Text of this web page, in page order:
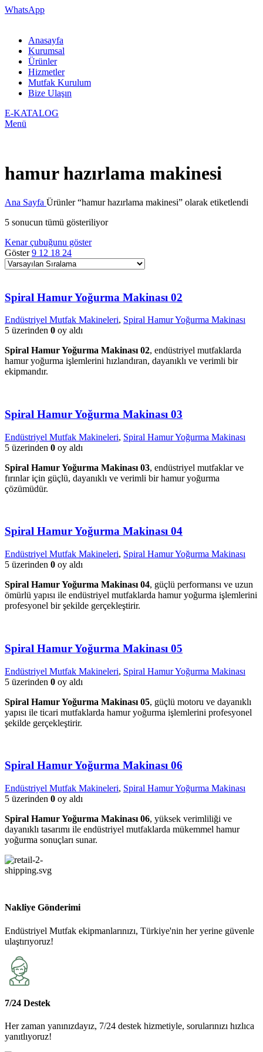
WhatsApp
Anasayfa
Kurumsal
Ürünler
Hizmetler
Mutfak Kurulum
Bize Ulaşın
E-KATALOG
Menü
hamur hazırlama makinesi
Ana Sayfa Ürünler “hamur hazırlama makinesi” olarak etiketlendi
5 sonucun tümü gösteriliyor
Kenar çubuğunu göster
Göster9 12 18 24
Spiral Hamur Yoğurma Makinası 02
Endüstriyel Mutfak Makineleri, Spiral Hamur Yoğurma Makinası
5 üzerinden 0 oy aldı
Spiral Hamur Yoğurma Makinası 02, endüstriyel mutfaklarda
hamur yoğurma işlemlerini hızlandıran, dayanıklı ve verimli bir
ekipmandır.
Spiral Hamur Yoğurma Makinası 03
Endüstriyel Mutfak Makineleri, Spiral Hamur Yoğurma Makinası
5 üzerinden 0 oy aldı
Spiral Hamur Yoğurma Makinası 03, endüstriyel mutfaklar ve
fırınlar için güçlü, dayanıklı ve verimli bir hamur yoğurma
çözümüdür.
Spiral Hamur Yoğurma Makinası 04
Endüstriyel Mutfak Makineleri, Spiral Hamur Yoğurma Makinası
5 üzerinden 0 oy aldı
Spiral Hamur Yoğurma Makinası 04, güçlü performansı ve uzun
ömürlü yapısı ile endüstriyel mutfaklarda hamur yoğurma işlemlerini
profesyonel bir şekilde gerçekleştirir.
Spiral Hamur Yoğurma Makinası 05
Endüstriyel Mutfak Makineleri, Spiral Hamur Yoğurma Makinası
5 üzerinden 0 oy aldı
Spiral Hamur Yoğurma Makinası 05, güçlü motoru ve dayanıklı
yapısı ile ticari mutfaklarda hamur yoğurma işlemlerini profesyonel
şekilde gerçekleştirir.
Spiral Hamur Yoğurma Makinası 06
Endüstriyel Mutfak Makineleri, Spiral Hamur Yoğurma Makinası
5 üzerinden 0 oy aldı
Spiral Hamur Yoğurma Makinası 06, yüksek verimliliği ve
dayanıklı tasarımı ile endüstriyel mutfaklarda mükemmel hamur
yoğurma sonuçları sunar.
Nakliye Gönderimi
Endüstriyel Mutfak ekipmanlarınızı, Türkiye'nin her yerine güvenle
ulaştırıyoruz!
7/24 Destek
Her zaman yanınızdayız, 7/24 destek hizmetiyle, sorularınızı hızlıca
yanıtlıyoruz!